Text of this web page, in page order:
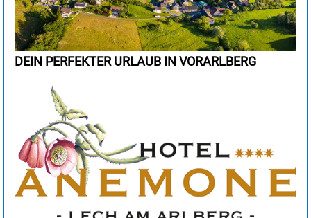
DEIN PERFEKTER URLAUB IN VORARLBERG